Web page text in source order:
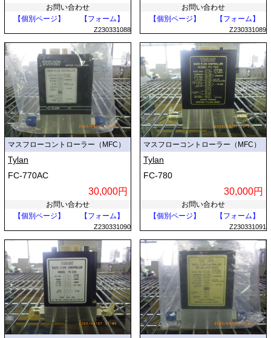
お問い合わせ
【個別ページ】
【フォーム】
Z230331088
お問い合わせ
【個別ページ】
【フォーム】
Z230331089
マスフローコントローラー（MFC）
Tylan
FC-770AC
30,000円
お問い合わせ
【個別ページ】
【フォーム】
Z230331090
マスフローコントローラー（MFC）
Tylan
FC-780
30,000円
お問い合わせ
【個別ページ】
【フォーム】
Z230331091